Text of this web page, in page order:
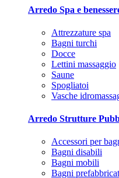
Arredo Spa e
Attrezzature spa
Bagni turchi
Docce
Lettini massaggio
Saune
Spogliatoi
Vasche
Arredo Strutture
Accessori per
Bagni disabili
Bagni mobili
Bagni